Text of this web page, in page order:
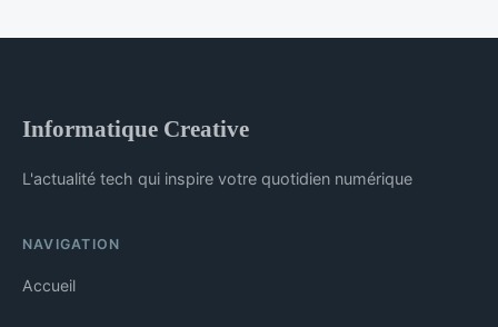
Informatique Creative
L'actualité tech qui inspire votre quotidien numérique
NAVIGATION
Accueil